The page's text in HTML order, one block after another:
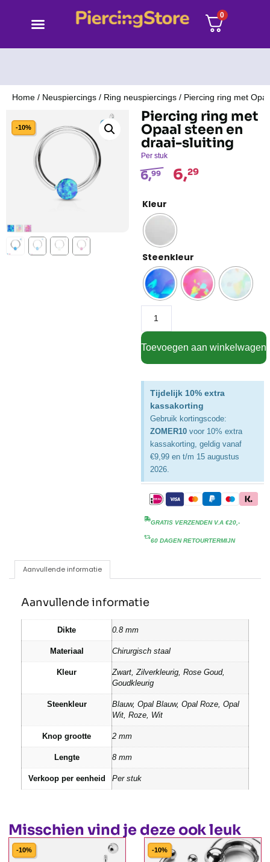
0
Home / Neuspiercings / Ring neuspiercings / Piercing ring met
-10%
Piercing ring met
Opaal steen en
draai-sluiting
Per stuk
6,99 6,29
Kleur
Steenkleur
Toevoegen aan winkelwagen
Tijdelijk 10% extra
kassakorting
Gebruik kortingscode:
ZOMER10 voor 10% extra
kassakorting, geldig vanaf
€9,99 en t/m 15 augustus
2026.
GRATIS VERZENDEN V.A €20,-
60 DAGEN RETOURTERMIJN
Aanvullende informatie
Aanvullende informatie
Dikte 0.8 mm
Materiaal Chirurgisch staal
Kleur
Zwart, Zilverkleurig, Rose Goud,
Goudkleurig
Steenkleur
Blauw, Opal Blauw, Opal Roze, Opal
Wit, Roze, Wit
Knop grootte 2 mm
Lengte 8 mm
Verkoop per eenheid Per stuk
Misschien vind je deze ook leuk
-10% -10%